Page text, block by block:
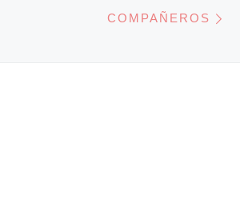
COMPAÑEROS